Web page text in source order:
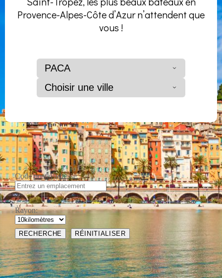
Provence-Alpes-Côte d’Azur n’attendent que
vous !
PACA
Choisir une ville
Code postal/adresse :
Rayon: